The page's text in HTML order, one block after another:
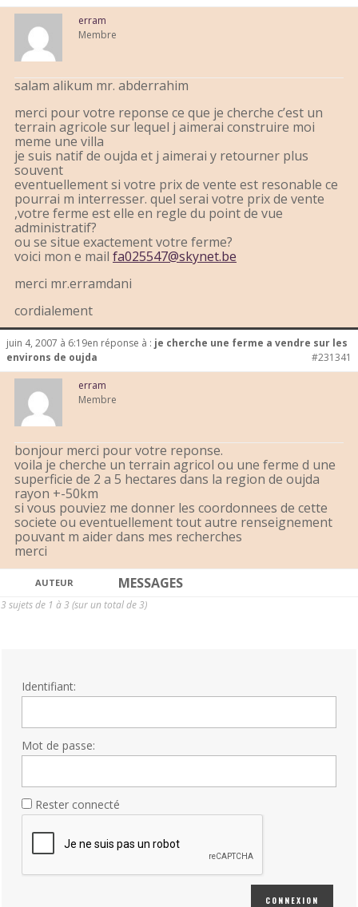
erram
Membre
salam alikum mr. abderrahim
merci pour votre reponse ce que je cherche c’est un
terrain agricole sur lequel j aimerai construire moi
meme une villa
je suis natif de oujda et j aimerai y retourner plus
souvent
eventuellement si votre prix de vente est resonable ce
pourrai m interresser. quel serai votre prix de vente
,votre ferme est elle en regle du point de vue
administratif?
ou se situe exactement votre ferme?
voici mon e mail fa025547@skynet.be
merci mr.erramdani
cordialement
juin 4, 2007 à 6:19en réponse à : je cherche une ferme a vendre sur les
environs de oujda
#231341
erram
Membre
bonjour merci pour votre reponse.
voila je cherche un terrain agricol ou une ferme d une
superficie de 2 a 5 hectares dans la region de oujda
rayon +-50km
si vous pouviez me donner les coordonnees de cette
societe ou eventuellement tout autre renseignement
pouvant m aider dans mes recherches
merci
AUTEUR MESSAGES
3 sujets de 1 à 3 (sur un total de 3)
Identifiant:
Mot de passe:
Rester connecté
CONNEXION